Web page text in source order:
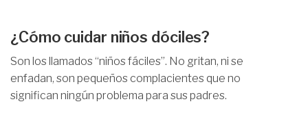
¿Cómo cuidar niños dóciles?
Son los llamados “niños fáciles”. No gritan, ni se
enfadan, son pequeños complacientes que no
significan ningún problema para sus padres.